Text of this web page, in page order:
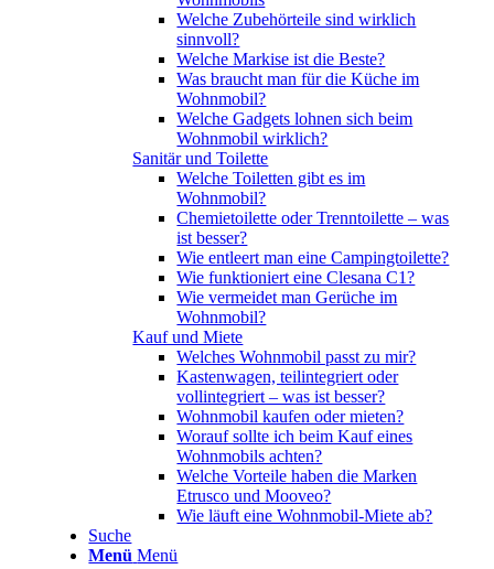
Welche Zubehörteile sind wirklich
sinnvoll?
Welche Markise ist die Beste?
Was braucht man für die Küche im
Wohnmobil?
Welche Gadgets lohnen sich beim
Wohnmobil wirklich?
Sanitär und Toilette
Welche Toiletten gibt es im
Wohnmobil?
Chemietoilette oder Trenntoilette – was
ist besser?
Wie entleert man eine Campingtoilette?
Wie funktioniert eine Clesana C1?
Wie vermeidet man Gerüche im
Wohnmobil?
Kauf und Miete
Welches Wohnmobil passt zu mir?
Kastenwagen, teilintegriert oder
vollintegriert – was ist besser?
Wohnmobil kaufen oder mieten?
Worauf sollte ich beim Kauf eines
Wohnmobils achten?
Welche Vorteile haben die Marken
Etrusco und Mooveo?
Wie läuft eine Wohnmobil-Miete ab?
Suche
Menü Menü